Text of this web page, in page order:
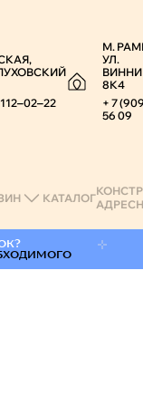
М.
УЛ.
8К4
+ 7
56 09
КАТАЛОГ